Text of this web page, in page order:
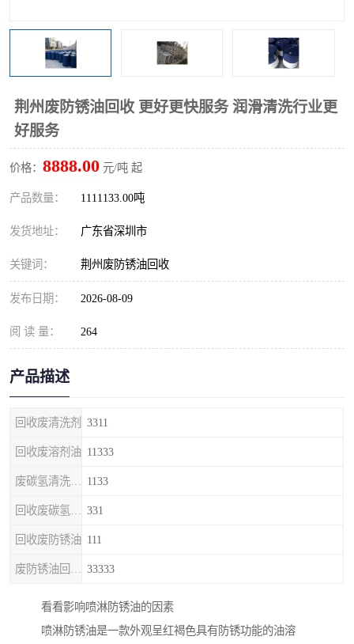
荆州废防锈油回收 更好更快服务 润滑清洗行业更
好服务
价格： 8888.00 元/吨 起
产品数量： 1111133.00吨
发货地址： 广东省深圳市
关键词： 荆州废防锈油回收
发布日期： 2026-08-09
阅 读 量： 264
产品描述
回收废清洗剂 3311
回收废溶剂油 11333
1133
331
回收废防锈油 111
33333
看看影响喷淋防锈油的因素
喷淋防锈油是一款外观呈红褐色具有防锈功能的油溶